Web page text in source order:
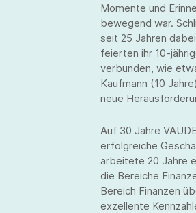
Momente und
bewegend war.
seit 25 Jahren
feierten ihr 10-
verbunden, wie
Kaufmann (10
neue
Auf 30 Jahre
erfolgreiche
arbeitete 20 Jahre
die Bereiche
Bereich Finanzen
exzellente